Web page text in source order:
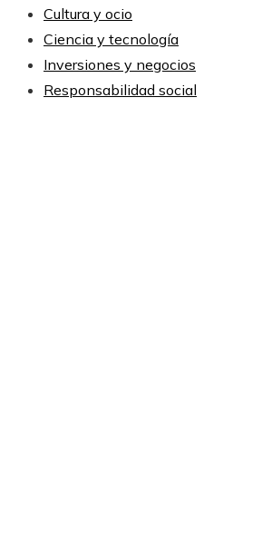
Cultura y ocio
Ciencia y tecnología
Inversiones y negocios
Responsabilidad social